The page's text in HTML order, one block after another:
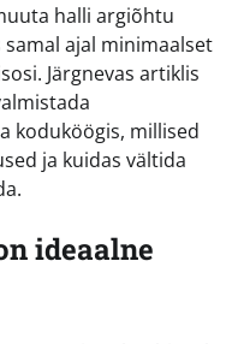
halli argiõhtu
ajal minimaalset
Järgnevas artiklis
koduköögis, millised
ja kuidas vältida
ideaalne